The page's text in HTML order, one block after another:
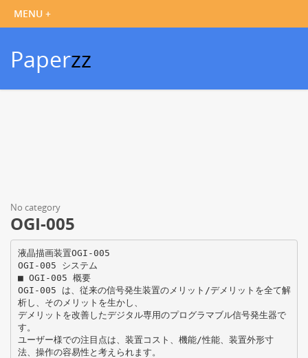
Paperzz
No category
OGI-005
液晶描画装置OGI-005
OGI-005 システム
■ OGI-005 概要
OGI-005 は、従来の信号発生装置のメリット/デメリットを全て解
析し、そのメリットを生かし、
デメリットを改善したデジタル専用のプログラマブル信号発生器で
す。
ユーザー様での注目点は、装置コスト、機能/性能、装置外形寸
法、操作の容易性と考えられます。